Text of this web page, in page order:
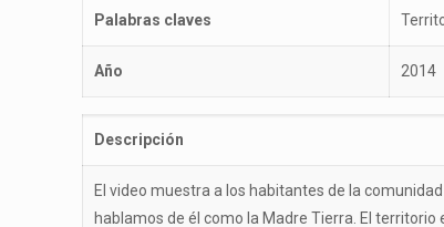
Palabras claves
Año 2014
Descripción
El video muestra a los habitantes de la
hablamos de él como la Madre Tierra. El